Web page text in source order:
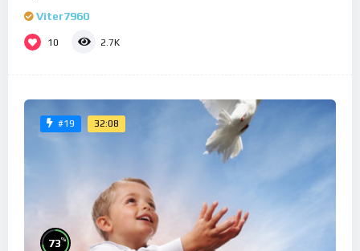
Viter7960
10 2.7K
#19 32:08
73%